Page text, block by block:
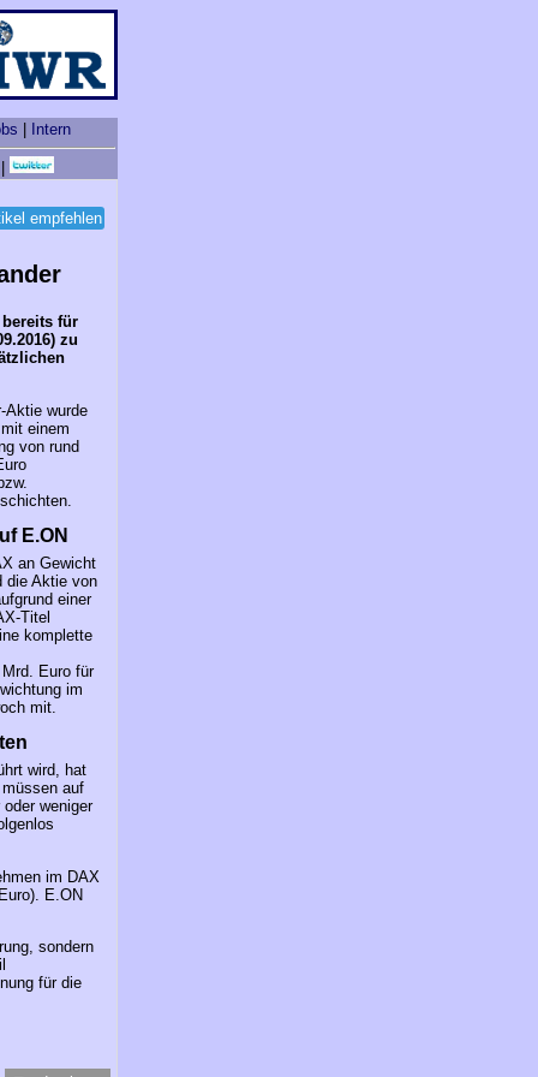
Intern
empfehlen
bereits für
zu
Aktie wurde
einem
von rund
E.ON
an Gewicht
die Aktie von
einer
Titel
komplette
Euro für
im
mit.
wird, hat
auf
weniger
im DAX
E.ON
sondern
für die